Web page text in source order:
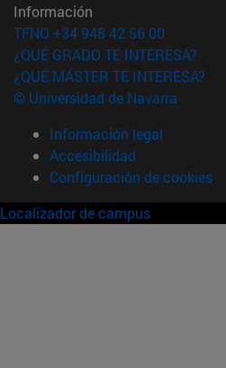
Información
TFNO +34 948 42 56 00
¿QUÉ GRADO TE INTERESA?
¿QUÉ MÁSTER TE INTERESA?
© Universidad de Navarra
Información legal
Accesibilidad
Configuración de cookies
Localizador de campus